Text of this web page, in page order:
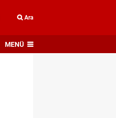
Ara
MENÜ